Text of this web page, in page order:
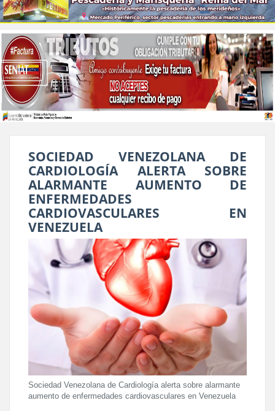
SOCIEDAD VENEZOLANA DE
CARDIOLOGÍA ALERTA SOBRE
ALARMANTE AUMENTO DE
ENFERMEDADES
CARDIOVASCULARES EN
VENEZUELA
Sociedad Venezolana de Cardiología alerta sobre alarmante
aumento de enfermedades cardiovasculares en Venezuela